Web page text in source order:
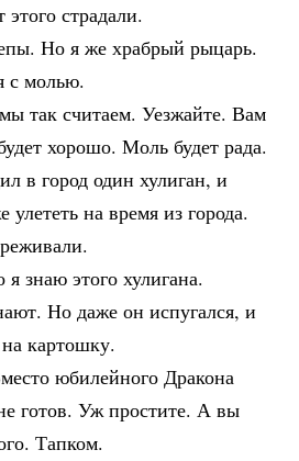
страдали.
Но я же храбрый рыцарь.
с молью.
так считаем. Уезжайте. Вам
хорошо. Моль будет рада.
в город один хулиган, и
на время из города.
знаю этого хулигана.
Но даже он испугался, и
картошку.
юбилейного Дракона
готов. Уж простите. А вы
Тапком.